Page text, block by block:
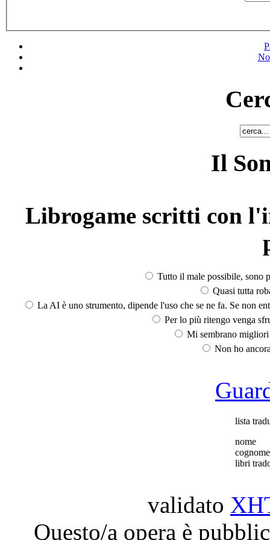
Il
Librogame scritti con
Tutto il male possibile, sono
Quasi tutta
La AI è uno strumento, dipende l'uso che se ne fa. Se non
Per lo più ritengo venga
Mi sembrano
Non ho
lista
nome
cognome
libri
validato
Questo/a opera è